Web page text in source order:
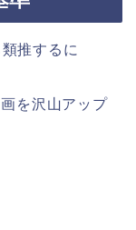
推するに
を沢山アップ